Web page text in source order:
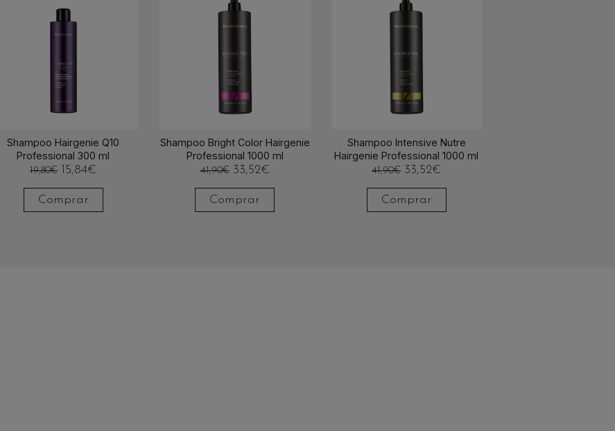
Shampoo Hairgenie Q10
Professional 300 ml
19,80€ 15,84€
Comprar
Shampoo Bright Color Hairgenie
Professional 1000 ml
41,90€ 33,52€
Comprar
Shampoo Intensive Nutre
Hairgenie Professional 1000 ml
41,90€ 33,52€
Comprar